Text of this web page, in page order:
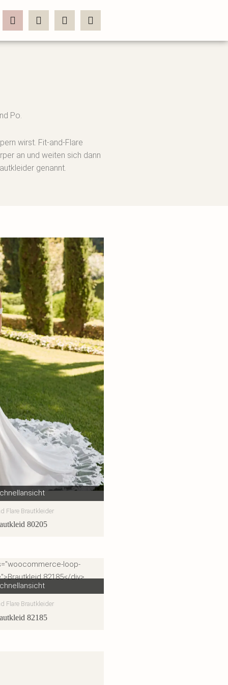
Po.
wirst. Fit-and-Flare
an und weiten sich dann
genannt.
Flare Brautkleider
80205
Flare Brautkleider
82185